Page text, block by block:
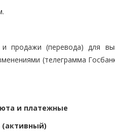
продажи (перевода) для
(телеграмма
и платежные
(активный)